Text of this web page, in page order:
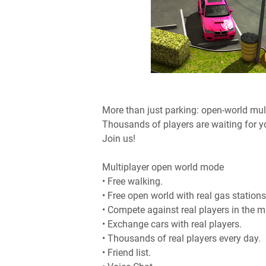
More than just parking: open-world
Thousands of players are waiting for
Join us!
Multiplayer open world mode
• Free walking.
• Free open world with real gas
• Compete against real players in the
• Exchange cars with real players.
• Thousands of real players every day.
• Friend list.